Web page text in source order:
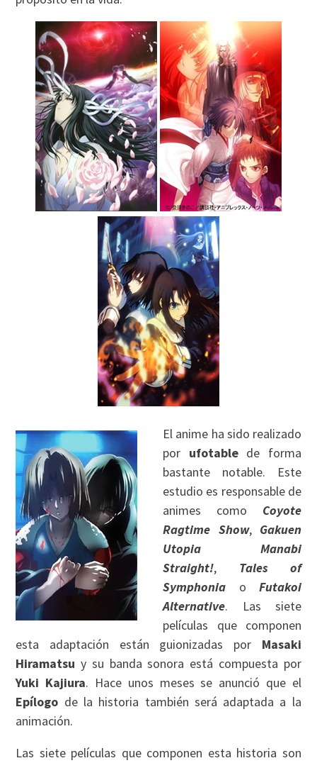
El anime ha sido realizado
por ufotablede forma
bastante notable. Este
estudio es responsable de
animes como Coyote
Ragtime Show, Gakuen
Utopia Manabi
Straight!, Tales of
Symphonia o Futakoi
Alternative. Las siete
películas que componen
esta adaptación están guionizadas por Masaki
Hiramatsu y su banda sonora está compuesta por
Yuki Kajiura. Hace unos meses se anunció que el
Epílogo de la historia también será adaptada a la
animación.
Las siete películas que componen esta historia son